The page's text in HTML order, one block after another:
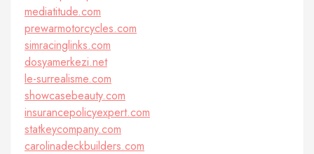
mediatitude.com
prewarmotorcycles.com
simracinglinks.com
dosyamerkezi.net
le-surrealisme.com
showcasebeauty.com
insurancepolicyexpert.com
statkeycompany.com
carolinadeckbuilders.com